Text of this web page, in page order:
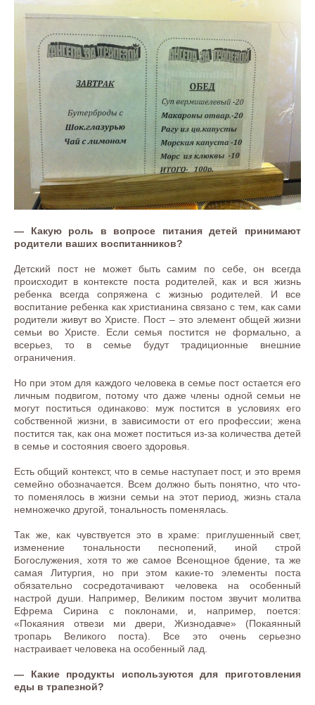
— Какую роль в вопросе питания детей принимают
родители ваших воспитанников?
Детский пост не может быть самим по себе, он всегда
происходит в контексте поста родителей, как и вся жизнь
ребенка всегда сопряжена с жизнью родителей. И все
воспитание ребенка как христианина связано с тем, как сами
родители живут во Христе. Пост – это элемент общей жизни
семьи во Христе. Если семья постится не формально, а
всерьез, то в семье будут традиционные внешние
ограничения.
Но при этом для каждого человека в семье пост остается его
личным подвигом, потому что даже члены одной семьи не
могут поститься одинаково: муж постится в условиях его
собственной жизни, в зависимости от его профессии; жена
постится так, как она может поститься из-за количества детей
в семье и состояния своего здоровья.
Есть общий контекст, что в семье наступает пост, и это время
семейно обозначается. Всем должно быть понятно, что что-
то поменялось в жизни семьи на этот период, жизнь стала
немножечко другой, тональность поменялась.
Так же, как чувствуется это в храме: приглушенный свет,
изменение тональности песнопений, иной строй
Богослужения, хотя то же самое Всенощное бдение, та же
самая Литургия, но при этом какие-то элементы поста
обязательно сосредотачивают человека на особенный
настрой души. Например, Великим постом звучит молитва
Ефрема Сирина с поклонами, и, например, поется:
«Покаяния отвези ми двери, Жизнодавче» (Покаянный
тропарь Великого поста). Все это очень серьезно
настраивает человека на особенный лад.
— Какие продукты используются для приготовления
еды в трапезной?